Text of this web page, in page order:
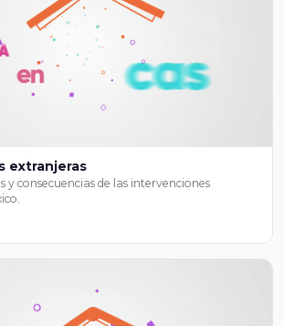
extranjeras
y consecuencias de las intervenciones